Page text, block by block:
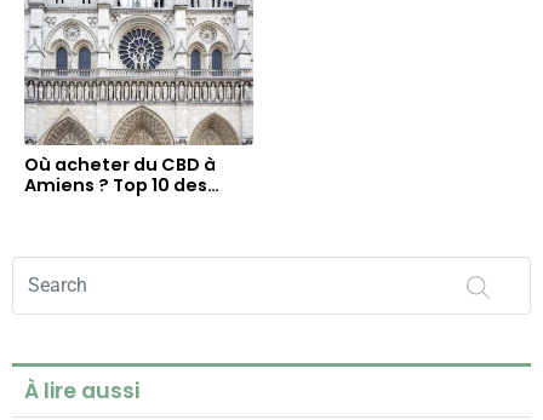
Où acheter du CBD à
Amiens ? Top 10 des
Flowers
À lire aussi